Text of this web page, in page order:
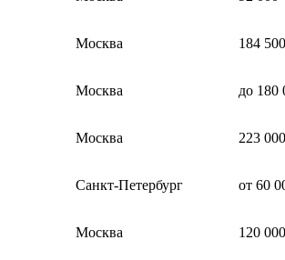
Москва 184
Москва до 180
Москва 223
Санкт-Петербург от 60
Москва 120